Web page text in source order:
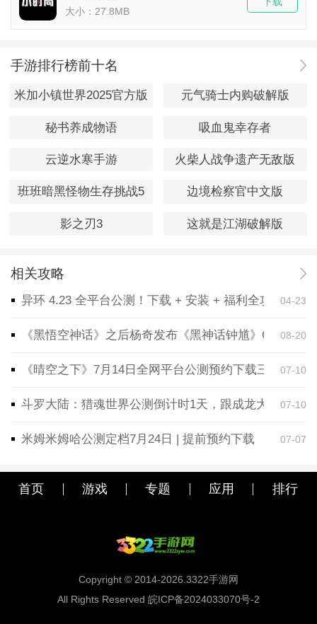
大小：27.8MB
手游排行榜前十名
米加小镇世界2025官方版 元气骑士内购破解版
秘书养成物语 吸血鬼幸存者
云逆水寒手游 火柴人战争遗产无敌版
班班暗黑怪物生存挑战5 边境检察官中文版
影之刃3 这就是江湖破解版
相关攻略
异环 4.23 全平台公测！下载 + 安装 + 福利全攻略，一
04-23
《黑悟空神话》之后杨奇发布《黑神话钟馗》CG！预
08-20
《晴空之下》7月14日全网平台公测预约下载三端同步
07-10
斗罗大陆：猎魂世界公测倒计时1天，跟成龙大哥一起
07-10
米姆米姆哈公测定档7月24日 | 提前预约下载 07-07
首页 游戏 专题 应用 排行
Copyright © 2014-2026.3322手游网
All Rights Reserved 皖ICP备2024033070号-2